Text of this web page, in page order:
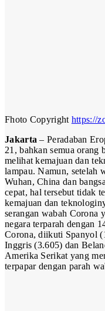
Fhoto Copyright https://
Jakarta – Peradaban
21, bahkan semua orang
melihat kemajuan dan
lampau. Namun, setelah
Wuhan, China dan
cepat, hal tersebut tidak
kemajuan dan
serangan wabah Corona
negara terparah dengan
Corona, diikuti Spanyol
Inggris (3.605) dan
Amerika Serikat yang
terpapar dengan parah